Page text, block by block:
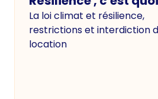
La loi climat et résilience,
restrictions et interdiction
location